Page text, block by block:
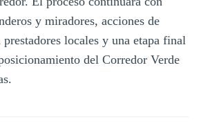
y miradores, acciones de
locales y una etapa final
del Corredor Verde